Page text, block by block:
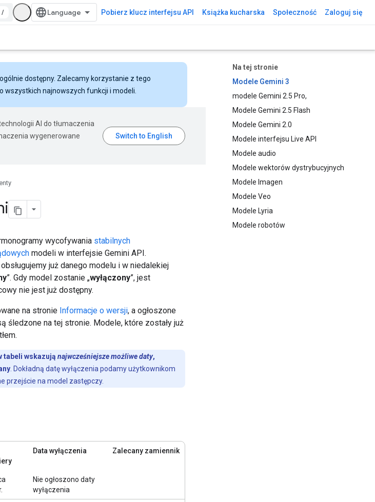
/ Pobierz klucz interfejsu API Książka kucharska Społeczność Zaloguj się
Na tej stronie
Modele Gemini 3
modele Gemini 2.5 Pro,
Modele Gemini 2.5 Flash
Modele Gemini 2.0
Modele interfejsu Live API
Modele audio
Modele wektorów dystrybucyjnych
Modele Imagen
Modele Veo
Modele Lyria
Modele robotów
dostępny. Zalecamy korzystanie z tego
wszystkich najnowszych funkcji i modeli.
AI do tłumaczenia
wygenerowane
wycofywania stabilnych
modeli w interfejsie Gemini API.
już danego modelu i w niedalekiej
”. Gdy model zostanie „wyłączony”, jest
nie jest już dostępny.
na stronie Informacje o wersji, a ogłoszone
śledzone na tej stronie. Modele, które zostały już
tabeli wskazują najwcześniejsze możliwe daty,
. Dokładną datę wyłączenia podamy użytkownikom
przejście na model zastępczy.
Data wyłączenia Zalecany zamiennik
Nie ogłoszono daty
wyłączenia